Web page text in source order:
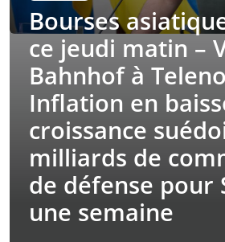
Bourses
ce jeudi matin –
Bahnhof à
Inflation en
croissance
milliards de
de défense pour
une semaine